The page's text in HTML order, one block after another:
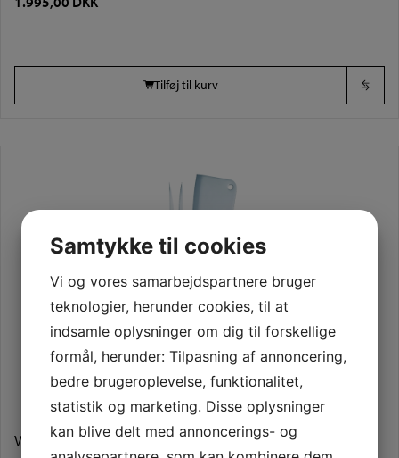
Tilføj til kurv
Varenummer (SKU):L7021SFI/26 Ostesæt
Samtykke til cookies
Vi og vores samarbejdspartnere bruger
teknologier, herunder cookies, til at
indsamle oplysninger om dig til forskellige
formål, herunder: Tilpasning af annoncering,
bedre brugeroplevelse, funktionalitet,
statistik og marketing. Disse oplysninger
kan blive delt med annoncerings- og